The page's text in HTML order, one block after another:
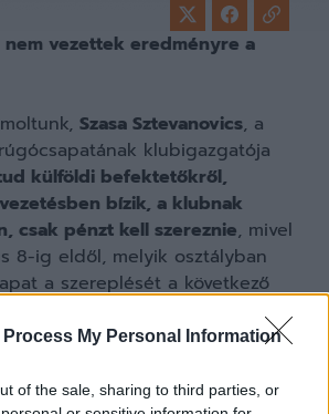
Process My Personal Information
of the sale, sharing to third parties, or
nem vezettek eredményre a
Szasa Sztevanovics, a
klubigazgatója
külföldi befektetőkről,
bízik, a klubnak
csak pénzt kell szereznie, mivel
8-ig eldől, melyik osztályban
a szereplését a következő